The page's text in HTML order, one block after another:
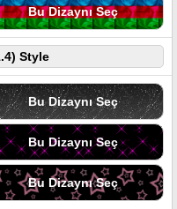
Bu Dizaynı Seç
Style
Bu Dizaynı Seç
Bu Dizaynı Seç
Bu Dizaynı Seç